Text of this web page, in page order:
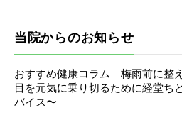
当院からのお知らせ
おすすめ健康コラム 梅雨前に整
目を元気に乗り切るために経堂ち
バイス〜